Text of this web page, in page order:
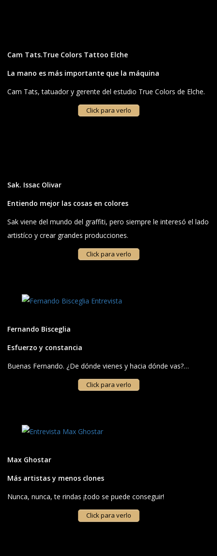
Cam Tats.True Colors Tattoo Elche
La mano es más importante que la máquina
Cam Tats, tatuador y gerente del estudio True Colors de Elche.
Click para verlo
Sak. Issac Olivar
Entiendo mejor las cosas en colores
Sak viene del mundo del graffiti, pero siempre le interesó el lado
artistíco y crear grandes producciones.
Click para verlo
Fernando Bisceglia
Esfuerzo y constancia
Buenas Fernando. ¿De dónde vienes y hacia dónde vas?…
Click para verlo
Max Ghostar
Más artistas y menos clones
Nunca, nunca, te rindas ¡todo se puede conseguir!
Click para verlo